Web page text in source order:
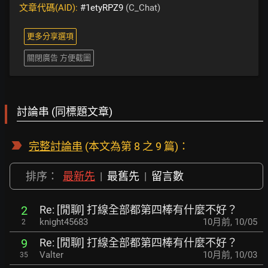
文章代碼(AID): #1etyRPZ9 (C_Chat)
更多分享選項
關閉廣告 方便截圖
討論串 (同標題文章)
完整討論串 (本文為第 8 之 9 篇)：
排序： 最新先 | 最舊先 | 留言數
2
2
Re: [閒聊] 打線全部都第四棒有什麼不好？
knight45683 10月前, 10/05
9
35
Re: [閒聊] 打線全部都第四棒有什麼不好？
Valter 10月前, 10/03